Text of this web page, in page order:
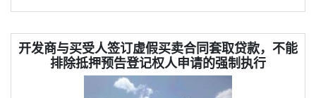
开发商与买受人签订虚假买卖合同套取贷款，不能
排除抵押预告登记权人申请的强制执行